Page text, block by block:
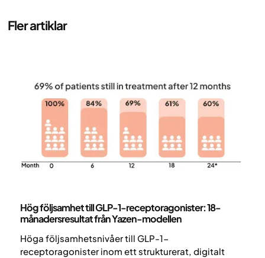
Fler artiklar
Hög följsamhet till GLP-1-receptoragonister: 18-
månadersresultat från Yazen-modellen
Höga följsamhetsnivåer till GLP-1-
receptoragonister inom ett strukturerat, digitalt